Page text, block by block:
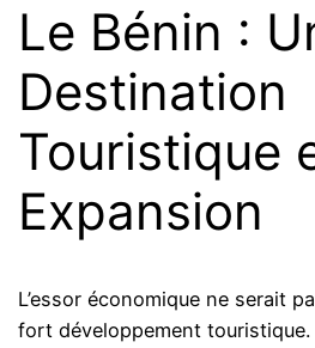
Le Bénin :
Destination
Touristique
Expansion
L’essor économique ne serait
fort développement touristique.